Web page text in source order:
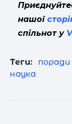
нашої
спільнот у
Теги: поради
наука